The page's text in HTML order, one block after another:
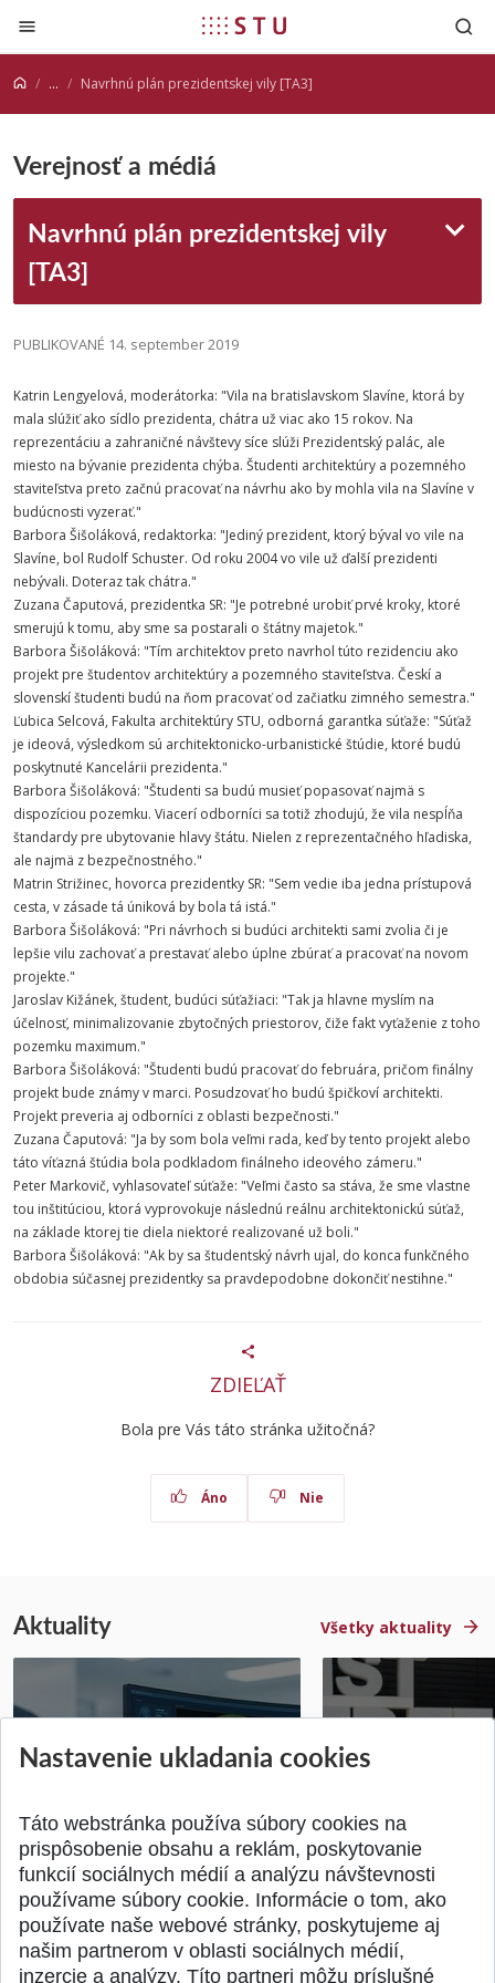
Prejsť na obsah
... Navrhnú plán prezidentskej vily [TA3]
Verejnosť a médiá
Navrhnú plán prezidentskej vily
[TA3]
PUBLIKOVANÉ 14. september 2019
Katrin Lengyelová, moderátorka: "Vila na bratislavskom Slavíne, ktorá by
mala slúžiť ako sídlo prezidenta, chátra už viac ako 15 rokov. Na
reprezentáciu a zahraničné návštevy síce slúži Prezidentský palác, ale
miesto na bývanie prezidenta chýba. Študenti architektúry a pozemného
staviteľstva preto začnú pracovať na návrhu ako by mohla vila na Slavíne v
budúcnosti vyzerať."
Barbora Šišoláková, redaktorka: "Jediný prezident, ktorý býval vo vile na
Slavíne, bol Rudolf Schuster. Od roku 2004 vo vile už ďalší prezidenti
nebývali. Doteraz tak chátra."
Zuzana Čaputová, prezidentka SR: "Je potrebné urobiť prvé kroky, ktoré
smerujú k tomu, aby sme sa postarali o štátny majetok."
Barbora Šišoláková: "Tím architektov preto navrhol túto rezidenciu ako
projekt pre študentov architektúry a pozemného staviteľstva. Českí a
slovenskí študenti budú na ňom pracovať od začiatku zimného semestra."
Ľubica Selcová, Fakulta architektúry STU, odborná garantka súťaže: "Súťaž
je ideová, výsledkom sú architektonicko-urbanistické štúdie, ktoré budú
poskytnuté Kancelárii prezidenta."
Barbora Šišoláková: "Študenti sa budú musieť popasovať najmä s
dispozíciou pozemku. Viacerí odborníci sa totiž zhodujú, že vila nespĺňa
štandardy pre ubytovanie hlavy štátu. Nielen z reprezentačného hľadiska,
ale najmä z bezpečnostného."
Matrin Strižinec, hovorca prezidentky SR: "Sem vedie iba jedna prístupová
cesta, v zásade tá úniková by bola tá istá."
Barbora Šišoláková: "Pri návrhoch si budúci architekti sami zvolia či je
lepšie vilu zachovať a prestavať alebo úplne zbúrať a pracovať na novom
projekte."
Jaroslav Kižánek, študent, budúci súťažiaci: "Tak ja hlavne myslím na
účelnosť, minimalizovanie zbytočných priestorov, čiže fakt vyťaženie z toho
pozemku maximum."
Barbora Šišoláková: "Študenti budú pracovať do februára, pričom finálny
projekt bude známy v marci. Posudzovať ho budú špičkoví architekti.
Projekt preveria aj odborníci z oblasti bezpečnosti."
Zuzana Čaputová: "Ja by som bola veľmi rada, keď by tento projekt alebo
táto víťazná štúdia bola podkladom finálneho ideového zámeru."
Peter Markovič, vyhlasovateľ súťaže: "Veľmi často sa stáva, že sme vlastne
tou inštitúciou, ktorá vyprovokuje následnú reálnu architektonickú súťaž,
na základe ktorej tie diela niektoré realizované už boli."
Barbora Šišoláková: "Ak by sa študentský návrh ujal, do konca funkčného
obdobia súčasnej prezidentky sa pravdepodobne dokončiť nestihne."
ZDIEĽAŤ
Bola pre Vás táto stránka užitočná?
Áno Nie
Aktuality Všetky aktuality
Europe na posilnenie
Študentský tím z
jediný zastupoval
SPÄŤ NA VRCH
Nastavenie ukladania cookies
Táto webstránka používa súbory cookies na
prispôsobenie obsahu a reklám, poskytovanie
funkcií sociálnych médií a analýzu návštevnosti
používame súbory cookie. Informácie o tom, ako
používate naše webové stránky, poskytujeme aj
našim partnerom v oblasti sociálnych médií,
inzercie a analýzy. Títo partneri môžu príslušné